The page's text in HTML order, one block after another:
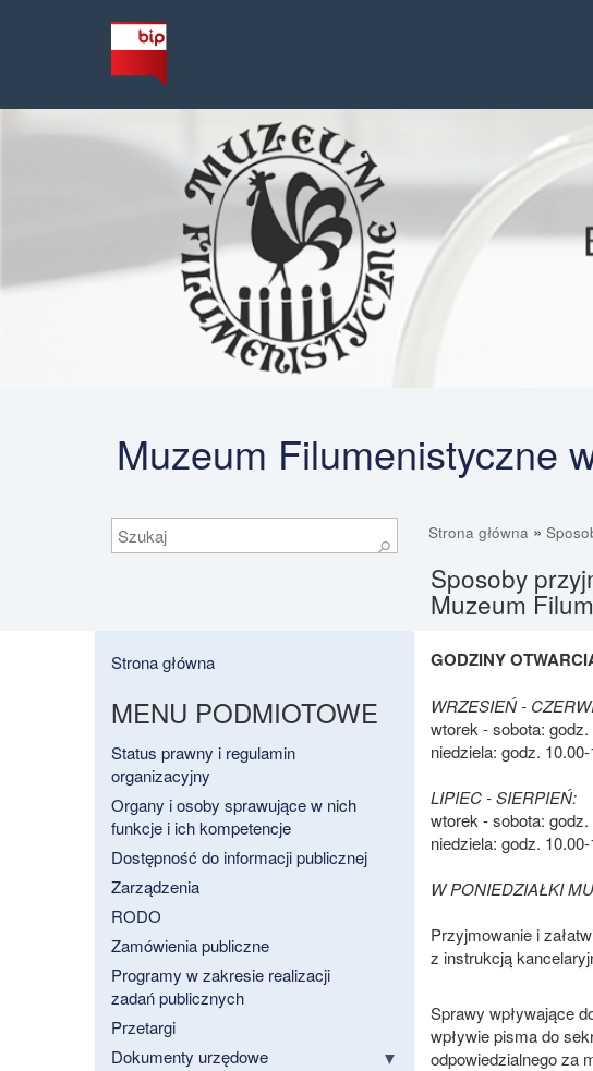
Muzeum Filumenistyczne
Szukaj
⚲
Strona główna »
Sposoby
Muzeum
Strona główna
MENU PODMIOTOWE
Status prawny i regulamin
organizacyjny
Organy i osoby sprawujące w nich
funkcje i ich kompetencje
Dostępność do informacji publicznej
Zarządzenia
RODO
Zamówienia publiczne
Programy w zakresie realizacji
zadań publicznych
Przetargi
Dokumenty urzędowe
GODZINY
WRZESIEŃ -
wtorek - sobota: godz.
niedziela: godz.
LIPIEC - SIERPIEŃ:
wtorek - sobota: godz.
niedziela: godz.
W PONIEDZIAŁKI
Przyjmowanie i
z instrukcją
Sprawy wpływające
wpływie pisma do
odpowiedzialnego za